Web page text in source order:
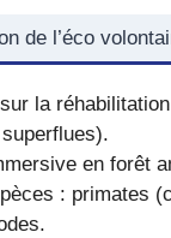
de l’éco
la
en forêt
: primates